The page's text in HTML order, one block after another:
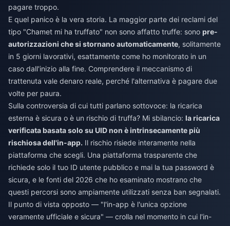
pagare troppo.
E quel panico è la vera storia. La maggior parte dei reclami del
tipo "Chamet mi ha truffato" non sono affatto truffe: sono pre-
autorizzazioni che si stornano automaticamente, solitamente
in 5 giorni lavorativi, esattamente come ho monitorato in un
caso dall'inizio alla fine. Comprendere il meccanismo di
trattenuta vale denaro reale, perché l'alternativa è pagare due
volte per paura.
Sulla controversia di cui tutti parlano sottovoce: la ricarica
esterna è sicura o è un rischio di truffa? Mi sbilancio: la ricarica
verificata basata solo su UID non è intrinsecamente più
rischiosa dell'in-app. Il rischio risiede interamente nella
piattaforma che scegli. Una piattaforma trasparente che
richiede solo il tuo ID utente pubblico e mai la tua password è
sicura, e le fonti del 2026 che ho esaminato mostrano che
questi percorsi sono ampiamente utilizzati senza ban segnalati.
Il punto di vista opposto — "l'in-app è l'unica opzione
veramente ufficiale e sicura" — crolla nel momento in cui l'in-